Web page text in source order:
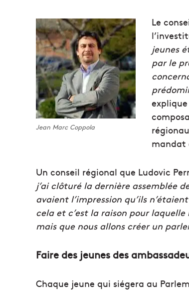
Jean Marc Coppola
Le
jeunes
par le
mandat
Un conseil régional que Ludovic
j’ai clôturé la dernière assemblée
avaient l’impression qu’ils
cela et c’est la raison pour laquelle
mais que nous allons créer un
Faire des jeunes des
Chaque jeune qui siégera au